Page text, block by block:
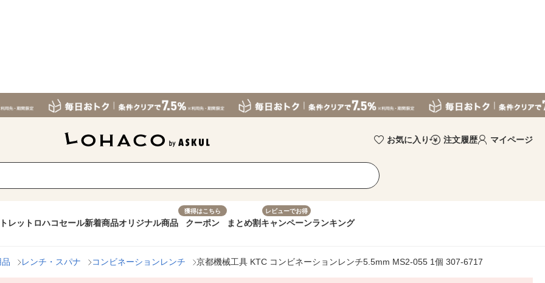
お気に入り 注文履歴 マイページ
レット ロハコセール新着商品オリジナル商品
獲得はこちら
クーポン まとめ割
レビューでお得
キャンペーンランキング
レンチ・スパナ コンビネーションレンチ 京都機械工具 KTC コンビネーションレンチ5.5mm MS2-055 1個 307-6717